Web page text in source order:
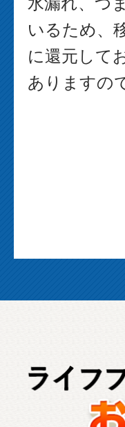
いるため、
に還元して
ありますの